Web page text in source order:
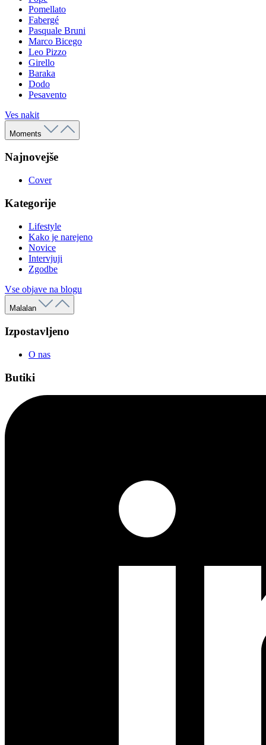
Pomellato
Fabergé
Pasquale Bruni
Marco Bicego
Leo Pizzo
Girello
Baraka
Dodo
Pesavento
Ves nakit
Moments
Najnovejše
Cover
Kategorije
Lifestyle
Kako je narejeno
Novice
Intervjuji
Zgodbe
Vse objave na blogu
Malalan
Izpostavljeno
O nas
Butiki